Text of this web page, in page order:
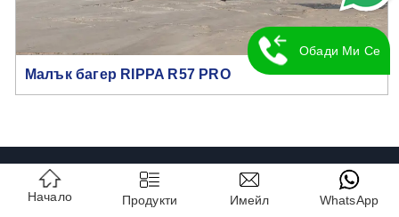
Малък багер RIPPA R57 PRO
СВЪРЖЕТЕ СЕ С НАС
Начало Продукти Имейл WhatsApp
Обади Ми Се
Обратно